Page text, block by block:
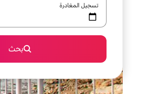
تسجيل المغادرة
بحث